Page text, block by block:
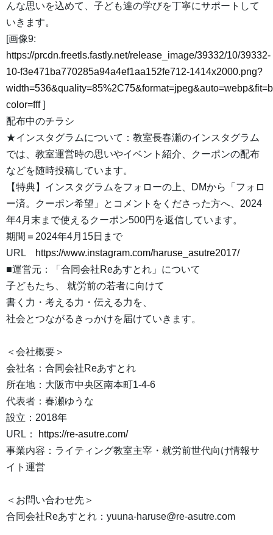
んな思いを込めて、子ども達の学びを丁寧にサポートして
いきます。
[画像9:
https://prcdn.freetls.fastly.net/release_image/39332/10/39332-
10-f3e471ba770285a94a4ef1aa152fe712-1414x2000.png?
color=fff]
配布中のチラシ
★インスタグラムについて：教室長春瀬のインスタグラム
では、教室運営時の思いやイベント紹介、クーポンの配布
などを随時投稿しています。
【特典】インスタグラムをフォローの上、DMから「フォロ
ー済。クーポン希望」とコメントをくださった方へ、2024
年4月末まで使えるクーポン500円を返信しています。
期間＝2024年4月15日まで
URL
https://www.instagram.com/haruse_asutre2017/
■運営元：「合同会社Reあすとれ」について
子どもたち、 就労前の若者に向けて
書く力・考える力・伝える力を、
社会とつながるきっかけを届けていきます。
＜会社概要＞
会社名：合同会社Reあすとれ
所在地：大阪市中央区南本町1-4-6
代表者：春瀬ゆうな
設立：2018年
URL：
https://re-asutre.com/
事業内容：ライティング教室主宰・就労前世代向け情報サ
イト運営
＜お問い合わせ先＞
合同会社Reあすとれ：yuuna-haruse@re-asutre.com